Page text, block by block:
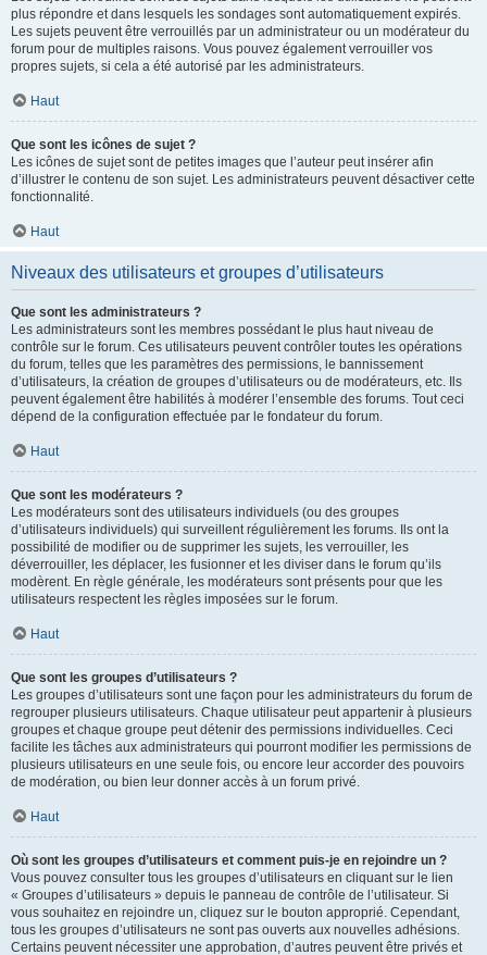
plus répondre et dans lesquels les sondages sont automatiquement expirés.
Les sujets peuvent être verrouillés par un administrateur ou un modérateur du
forum pour de multiples raisons. Vous pouvez également verrouiller vos
propres sujets, si cela a été autorisé par les administrateurs.
Haut
Que sont les icônes de sujet ?
Les icônes de sujet sont de petites images que l’auteur peut insérer afin
d’illustrer le contenu de son sujet. Les administrateurs peuvent désactiver cette
fonctionnalité.
Haut
Niveaux des utilisateurs et groupes d’utilisateurs
Que sont les administrateurs ?
Les administrateurs sont les membres possédant le plus haut niveau de
contrôle sur le forum. Ces utilisateurs peuvent contrôler toutes les opérations
du forum, telles que les paramètres des permissions, le bannissement
d’utilisateurs, la création de groupes d’utilisateurs ou de modérateurs, etc. Ils
peuvent également être habilités à modérer l’ensemble des forums. Tout ceci
dépend de la configuration effectuée par le fondateur du forum.
Haut
Que sont les modérateurs ?
Les modérateurs sont des utilisateurs individuels (ou des groupes
d’utilisateurs individuels) qui surveillent régulièrement les forums. Ils ont la
possibilité de modifier ou de supprimer les sujets, les verrouiller, les
déverrouiller, les déplacer, les fusionner et les diviser dans le forum qu’ils
modèrent. En règle générale, les modérateurs sont présents pour que les
utilisateurs respectent les règles imposées sur le forum.
Haut
Que sont les groupes d’utilisateurs ?
Les groupes d’utilisateurs sont une façon pour les administrateurs du forum de
regrouper plusieurs utilisateurs. Chaque utilisateur peut appartenir à plusieurs
groupes et chaque groupe peut détenir des permissions individuelles. Ceci
facilite les tâches aux administrateurs qui pourront modifier les permissions de
plusieurs utilisateurs en une seule fois, ou encore leur accorder des pouvoirs
de modération, ou bien leur donner accès à un forum privé.
Haut
Où sont les groupes d’utilisateurs et comment puis-je en rejoindre un ?
Vous pouvez consulter tous les groupes d’utilisateurs en cliquant sur le lien
« Groupes d’utilisateurs » depuis le panneau de contrôle de l’utilisateur. Si
vous souhaitez en rejoindre un, cliquez sur le bouton approprié. Cependant,
tous les groupes d’utilisateurs ne sont pas ouverts aux nouvelles adhésions.
Certains peuvent nécessiter une approbation, d’autres peuvent être privés et